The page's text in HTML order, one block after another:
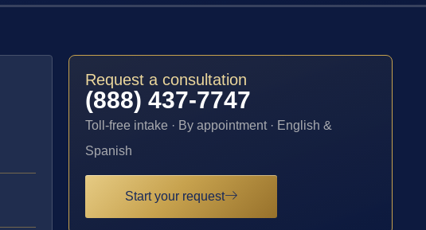
Request a consultation
(888) 437-7747
Toll-free intake · By appointment · English &
Spanish
Start your request